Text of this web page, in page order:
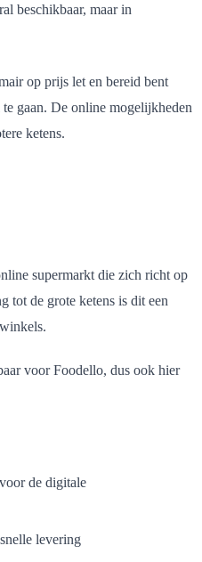
beschikbaar, maar in
op prijs let en bereid bent
gaan. De online mogelijkheden
ketens.
supermarkt die zich richt op
tot de grote ketens is dit een
voor Foodello, dus ook hier
de digitale
levering